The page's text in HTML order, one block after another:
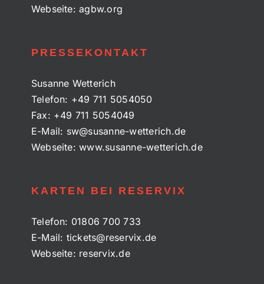
Webseite:agbw.org
PRESSEKONTAKT
Susanne Wetterich
Telefon: +49 711 5054050
Fax: +49 711 5054049
E-Mail: sw@susanne-wetterich.de
Webseite:www.susanne-wetterich.de
KARTEN BEI RESERVIX
Telefon: 01806 700 733
E-Mail: tickets@reservix.de
Webseite: reservix.de